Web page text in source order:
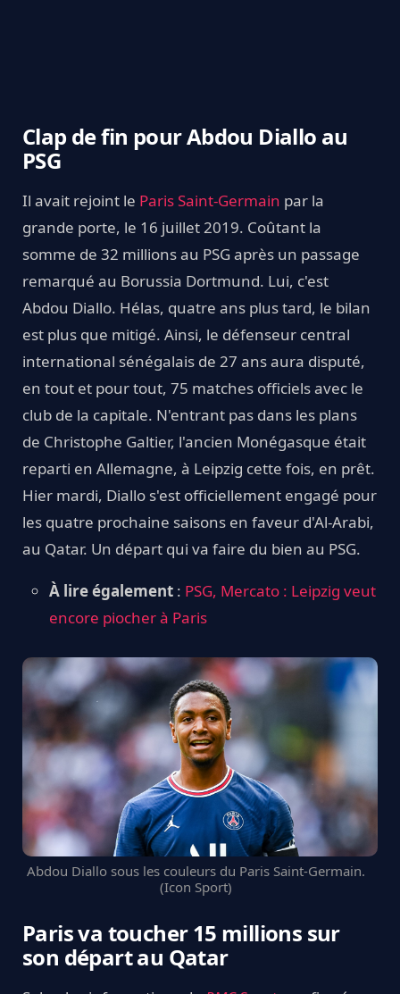
Clap de fin pour Abdou Diallo au
PSG
Il avait rejoint le Paris Saint-Germain par la
grande porte, le 16 juillet 2019. Coûtant la
somme de 32 millions au PSG après un passage
remarqué au Borussia Dortmund. Lui, c'est
Abdou Diallo. Hélas, quatre ans plus tard, le bilan
est plus que mitigé. Ainsi, le défenseur central
international sénégalais de 27 ans aura disputé,
en tout et pour tout, 75 matches officiels avec le
club de la capitale. N'entrant pas dans les plans
de Christophe Galtier, l'ancien Monégasque était
reparti en Allemagne, à Leipzig cette fois, en prêt.
Hier mardi, Diallo s'est officiellement engagé pour
les quatre prochaine saisons en faveur d'Al-Arabi,
au Qatar. Un départ qui va faire du bien au PSG.
À lire également : PSG, Mercato : Leipzig veut
encore piocher à Paris
Abdou Diallo sous les couleurs du Paris Saint-Germain.
(Icon Sport)
Paris va toucher 15 millions sur
son départ au Qatar